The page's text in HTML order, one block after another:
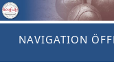
NAVIGATION